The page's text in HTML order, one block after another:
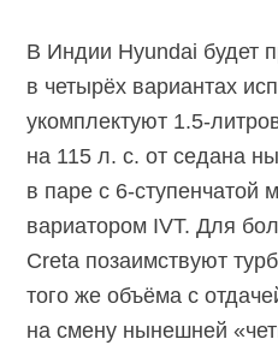
В Индии Hyundai будет
в четырёх вариантах
укомплектуют 1.5-
на 115 л. с. от седана
в паре с 6-ступенчатой
вариатором IVT. Для
Creta позаимствуют
того же объёма с
на смену нынешней